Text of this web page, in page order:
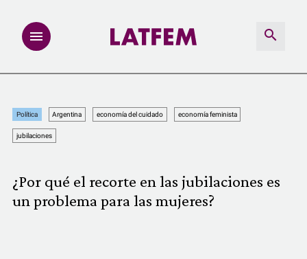
INVESTIGACIONES
REDACCIÓN ABIERTA
Política Argentina economía del cuidado economía feminista
jubilaciones
¿Por qué el recorte en las jubilaciones es
un problema para las mujeres?